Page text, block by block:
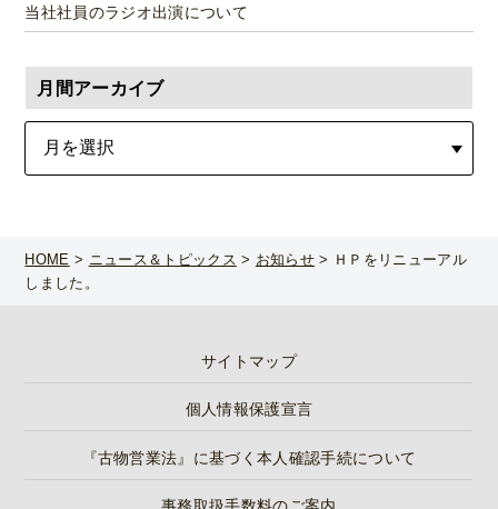
当社社員のラジオ出演について
月間アーカイブ
HOME > ニュース＆トピックス > お知らせ > ＨＰをリニューアル
しました。
サイトマップ
個人情報保護宣言
『古物営業法』に基づく本人確認手続について